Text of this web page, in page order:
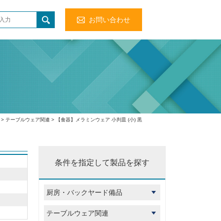
お問い合わせ
> テーブルウェア関連 > 【食器】メラミンウェア 小判皿 (小) 黒
条件を指定して製品を探す